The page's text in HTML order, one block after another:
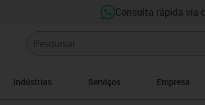
Consulta rápida via
Indústrias Serviços Empresa